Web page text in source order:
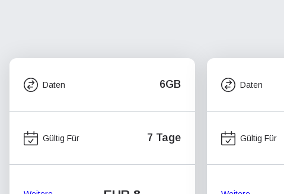
Daten 6GB
Gültig Für 7 Tage
Daten
Gültig Für